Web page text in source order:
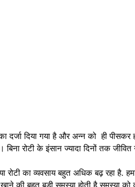
दर्जा दिया गया है और अन्न को ही पीसकर
बिना रोटी के इंसान ज्यादा दिनों तक
रोटी का व्यवसाय बहुत अधिक बढ़ रहा है.
की बहुत बड़ी समस्या होती है समस्या